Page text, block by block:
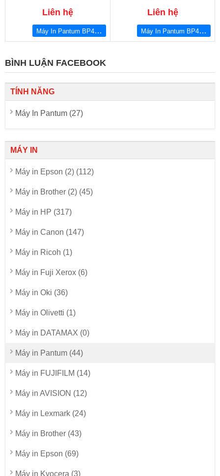
Liên hệ
Máy In Pantum BP4202DN
Liên hệ
Máy In Pantum BP4202DW
BÌNH LUẬN FACEBOOK
TÍNH NĂNG
Máy In Pantum (27)
MÁY IN
Máy in Epson (2) (112)
Máy in Brother (2) (45)
Máy in HP (317)
Máy in Canon (147)
Máy in Ricoh (1)
Máy in Fuji Xerox (6)
Máy in Oki (36)
Máy in Olivetti (1)
Máy in DATAMAX (0)
Máy in Pantum (44)
Máy in FUJIFILM (14)
Máy in AVISION (12)
Máy in Lexmark (24)
Máy in Brother (43)
Máy in Epson (69)
Máy in Kyocera (3)